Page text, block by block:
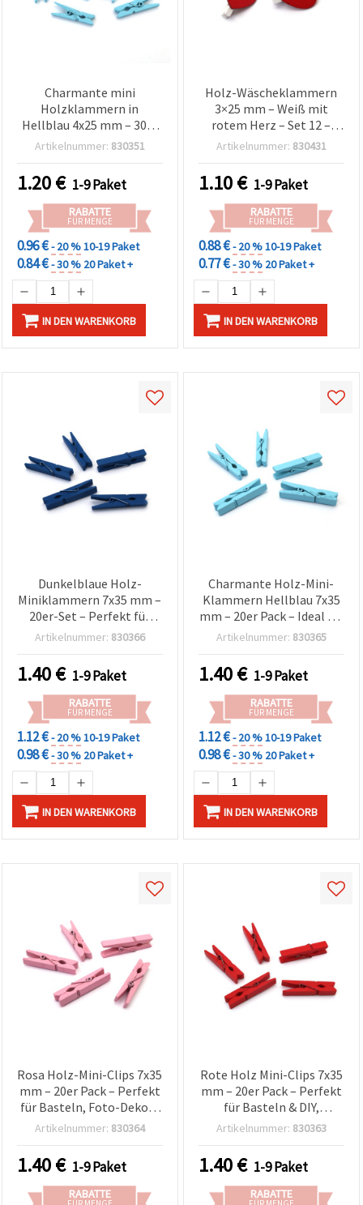
Cookie-
Charmante mini
Holzklammern in
Hellblau 4x25 mm – 30er
Pack – Ideal für Basteln,
& Geschenkdeko
Artikelnummer: 830351
1.20€ 1-9 Paket
RABATTE
FÜR MENGE
0.96 €- 20 %10-19 Paket
0.84 €- 30 % 20 Paket +
IN DEN WARENKORB
Holz-Wäscheklammern
3×25 mm – Weiß mit
rotem Herz – Set 12 –
Deko Mini-Clips zum
Geschenkverpackung &
Valentinstagsdeko
Artikelnummer: 830431
1.10€ 1-9 Paket
RABATTE
FÜR MENGE
0.88 €- 20 %10-19 Paket
0.77 €- 30 % 20 Paket +
IN DEN WARENKORB
Dunkelblaue Holz-
Miniklammern 7x35 mm –
20er-Set – Perfekt für
Basteln, Fotowand &
Artikelnummer: 830366
1.40€ 1-9 Paket
RABATTE
FÜR MENGE
1.12 €- 20 %10-19 Paket
0.98 €- 30 % 20 Paket +
IN DEN WARENKORB
Charmante Holz-Mini-
Klammern Hellblau 7x35
mm – 20er Pack – Ideal für
Basteln, Foto-Displays &
Artikelnummer: 830365
1.40€ 1-9 Paket
RABATTE
FÜR MENGE
1.12 €- 20 %10-19 Paket
0.98 €- 30 % 20 Paket +
IN DEN WARENKORB
Rosa Holz-Mini-Clips 7x35
mm – 20er Pack – Perfekt
für Basteln, Foto-Deko &
Geschenkverpackung
Artikelnummer: 830364
1.40€ 1-9 Paket
RABATTE
Rote Holz Mini-Clips 7x35
mm – 20er Pack – Perfekt
für Basteln & DIY,
Fotohalter, Deko &
Geschenkverpackung
Artikelnummer: 830363
1.40€ 1-9 Paket
RABATTE